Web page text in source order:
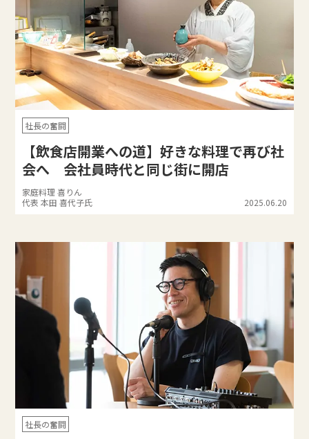
社長の奮闘
【飲食店開業への道】好きな料理で再び社
会へ 会社員時代と同じ街に開店
家庭料理 喜りん
代表 本田 喜代子氏
2025.06.20
社長の奮闘